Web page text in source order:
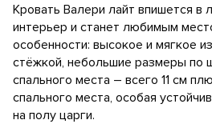
Кровать Валери лайт впишется в
интерьер и станет любимым
особенности: высокое и мягкое
стёжкой, небольшие размеры по
спального места – всего 11 см
спального места, особая
на полу царги.